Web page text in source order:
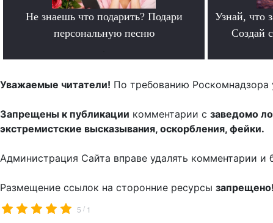
Не знаешь что подарить? Подари
персональную песню
Узнай, что
Создай
Уважаемые читатели! По требованию Роскомнадзора
Запрещены к публикации комментарии с заведомо
экстремистские высказывания, оскорбления, фейки.
Администрация Сайта вправе удалять комментарии и
Размещение ссылок на сторонние ресурсы запрещено!
5 / 1